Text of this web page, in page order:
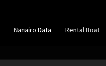
Nanairo Data Rental Boat